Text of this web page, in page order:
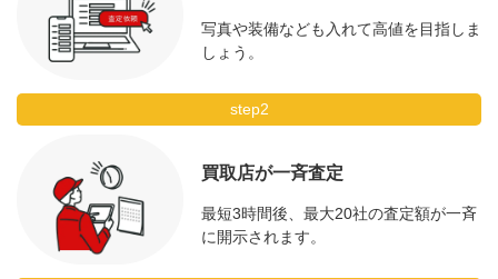
写真や装備なども入れて高値を目指しま
しょう。
step2
買取店が一斉査定
最短3時間後、最大20社の査定額が一斉
に開示されます。